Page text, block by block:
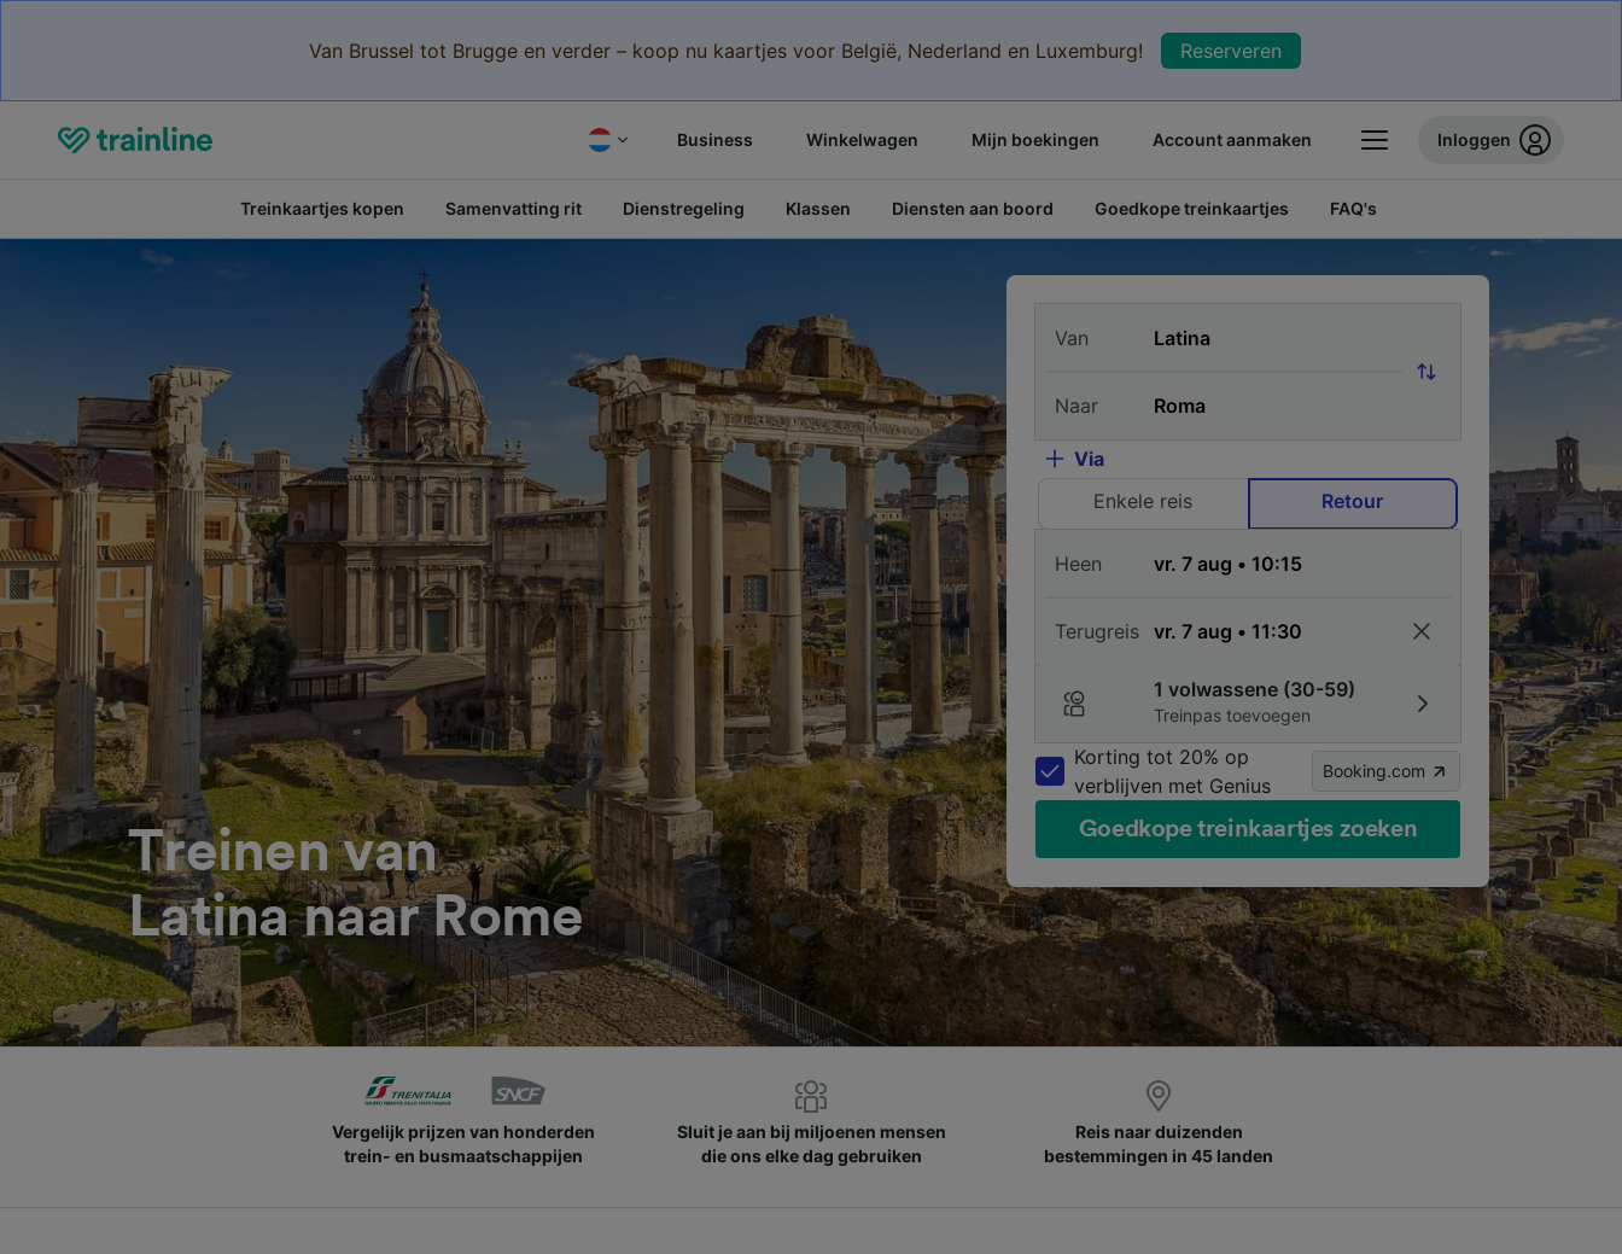
Van Brussel tot Brugge en verder – koop nu kaartjes voor België, Nederland en Luxemburg! Reserveren
Business Winkelwagen Mijn boekingen Account aanmaken Inloggen
Treinkaartjes kopen Samenvatting rit Dienstregeling Klassen Diensten aan boord Goedkope treinkaartjes FAQ's
Treinen van
Latina naar Rome
Van
Naar
Via
Enkele reis
Retour
Heen
Terugreis
1 volwassene (30-59)
Treinpas toevoegen
Korting tot 20% op
verblijven met Genius
Booking.com
Goedkope treinkaartjes zoeken
Vergelijk prijzen van honderden
trein- en busmaatschappijen
Sluit je aan bij miljoenen mensen
die ons elke dag gebruiken
Reis naar duizenden
bestemmingen in 45 landen